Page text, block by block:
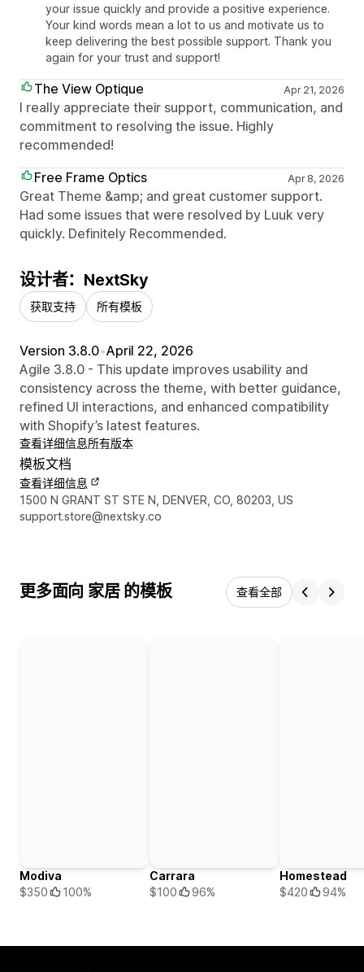
your issue quickly and provide a positive experience.
Your kind words mean a lot to us and motivate us to
keep delivering the best possible support. Thank you
again for your trust and support!
The View Optique Apr 21, 2026
I really appreciate their support, communication, and
commitment to resolving the issue. Highly
recommended!
Free Frame Optics
Apr 8, 2026
Great Theme &amp; and great customer support.
Had some issues that were resolved by Luuk very
quickly. Definitely Recommended.
设计者：NextSky
获取支持 所有模板
Version 3.8.0•April 22, 2026
Agile 3.8.0 - This update improves usability and
consistency across the theme, with better guidance,
refined UI interactions, and enhanced compatibility
with Shopify’s latest features.
查看详细信息所有版本
模板文档
查看详细信息
设计师联系方式
1500 N GRANT ST STE N, DENVER, CO, 80203, US
support.store@nextsky.co
更多面向 家居 的模板 查看全部
Modiva
$350
100%
Carrara
$100
96%
Homestead
$420
94%